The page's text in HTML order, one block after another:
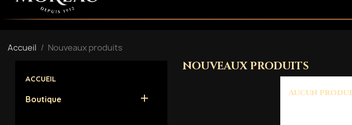
Accueil Nouveaux produits
ACCUEIL
Boutique 
NOUVEAUX PRODUITS
Aucun